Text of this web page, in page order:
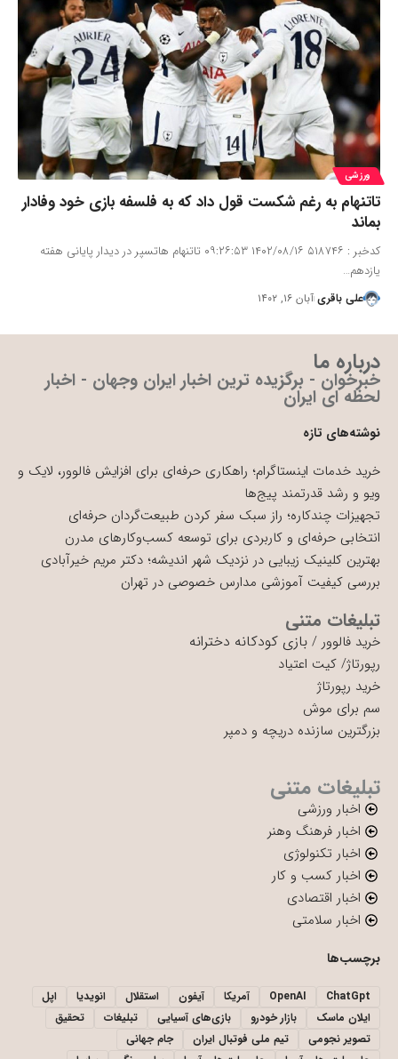
ورزشی
تاتنهام به رغم شکست قول داد که به فلسفه بازی خود وفادار
بماند
کدخبر : ۵۱۸۷۴۶ ۱۴۰۲/۰۸/۱۶ ۰۹:۲۶:۵۳ تاتنهام هاتسپر در دیدار پایانی هفته
یازدهم…
علی باقری آبان ۱۶, ۱۴۰۲
درباره ما
خبرخوان - برگزیده ترین اخبار ایران وجهان - اخبار
لحظه ای ایران
نوشته‌های تازه
خرید خدمات اینستاگرام؛ راهکاری حرفه‌ای برای افزایش فالوور، لایک و
ویو و رشد قدرتمند پیج‌ها
تجهیزات چندکاره؛ راز سبک سفر کردن طبیعت‌گردان حرفه‌ای
انتخابی حرفه‌ای و کاربردی برای توسعه کسب‌وکارهای مدرن
بهترین کلینیک زیبایی در نزدیک شهر اندیشه؛ دکتر مریم خیرآبادی
بررسی کیفیت آموزشی مدارس خصوصی در تهران
تبلیغات متنی
خرید فالوور / بازی کودکانه دخترانه
رپورتاژ/ کیت اعتیاد
خرید رپورتاژ
سم برای موش
بزرگترین سازنده دریچه و دمپر
تبلیغات متنی
اخبار ورزشی
اخبار فرهنگ وهنر
اخبار تکنولوژی
اخبار کسب و کار
اخبار اقتصادی
اخبار سلامتی
برچسب‌ها
ChatGpt
OpenAI آمریکا آیفون استقلال انویدیا
اپل
ایلان ماسک
بازار خودرو بازی‌های آسیایی تبلیغات
تحقیق
تصویر نجومی
تیم ملی فوتبال ایران
جام جهانی